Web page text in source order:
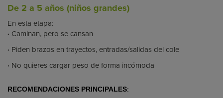
De 2 a 5 años (niños grandes)
En esta etapa:
· Caminan, pero se cansan
· Piden brazos en trayectos, entradas/salidas del cole
· No quieres cargar peso de forma incómoda
RECOMENDACIONES PRINCIPALES: